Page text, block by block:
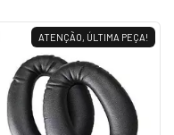
ATENÇÃO, ÚLTIMA PEÇA!